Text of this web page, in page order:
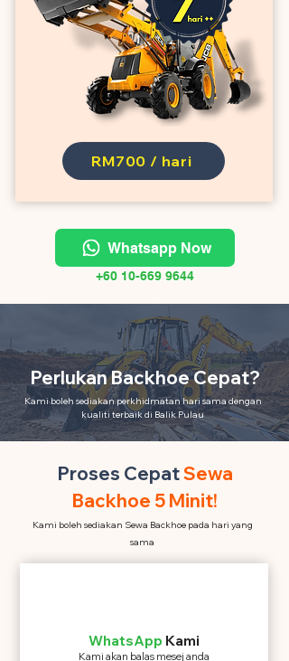
RM700 / hari
Whatsapp Now
+60 10-669 9644
Perlukan Backhoe Cepat?
Kami boleh sediakan perkhidmatan hari sama dengan
kualiti terbaik di Balik Pulau
Proses CepatSewa
Backhoe 5 Minit!
Kami boleh sediakan Sewa Backhoe pada hari yang
sama
WhatsApp Kami
Kami akan balas mesej anda